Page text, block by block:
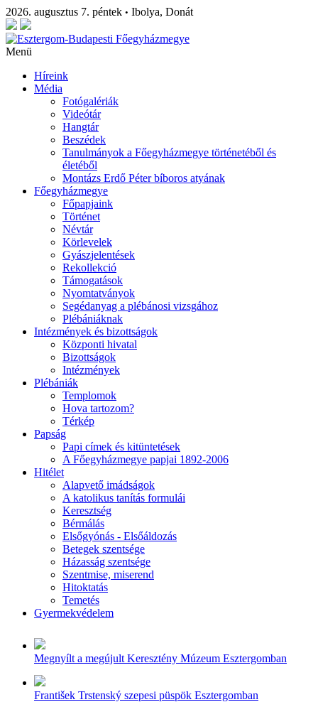
2026. augusztus 7. péntek • Ibolya, Donát
Menü
Híreink
Média
Fotógalériák
Videótár
Hangtár
Beszédek
Tanulmányok a Főegyházmegye történetéből és
életéből
Montázs Erdő Péter bíboros atyának
Főegyházmegye
Főpapjaink
Történet
Névtár
Körlevelek
Gyászjelentések
Rekollekció
Támogatások
Nyomtatványok
Segédanyag a plébánosi vizsgához
Plébániáknak
Intézmények és bizottságok
Központi hivatal
Bizottságok
Intézmények
Plébániák
Templomok
Hova tartozom?
Térkép
Papság
Papi címek és kitüntetések
A Főegyházmegye papjai 1892-2006
Hitélet
Alapvető imádságok
A katolikus tanítás formulái
Keresztség
Bérmálás
Elsőgyónás - Elsőáldozás
Betegek szentsége
Házasság szentsége
Szentmise, miserend
Hitoktatás
Temetés
Gyermekvédelem
Megnyílt a megújult Keresztény Múzeum Esztergomban
František Trstenský szepesi püspök Esztergomban